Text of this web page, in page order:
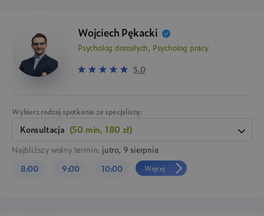
Wojciech Pękacki
Psycholog dorosłych, Psycholog pracy
5.0
Wybierz rodzaj spotkania ze specjalistą:
konsultacja (50 min, 180 zł)
Najbliższy wolny termin: jutro, 9 sierpnia
8:00
9:00 10:00 Więcej